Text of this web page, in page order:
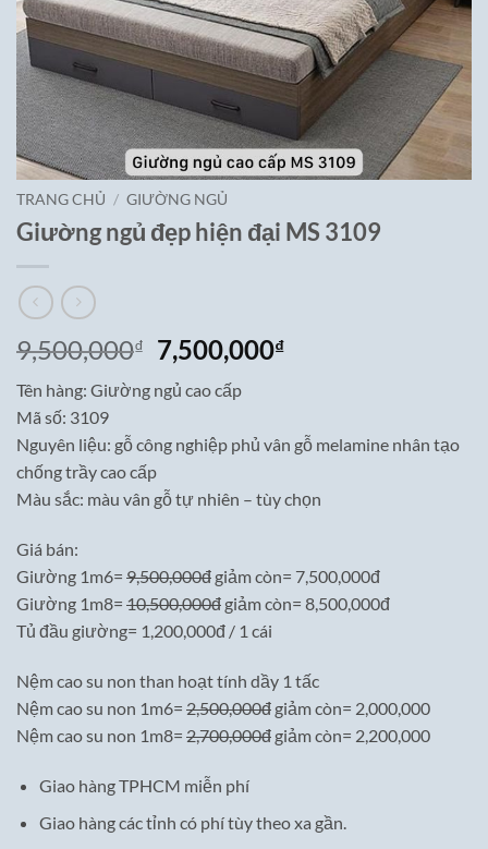
TRANG CHỦ / GIƯỜNG NGỦ
Giường ngủ đẹp hiện đại MS 3109
9,500,000₫
Giá
gốc
là:
7,500,000₫Giá
là:
7,500,000₫.
Tên hàng: Giường ngủ cao cấp
Mã số: 3109
Nguyên liệu: gỗ công nghiệp phủ vân gỗ melamine nhân tạo
chống trầy cao cấp
Màu sắc: màu vân gỗ tự nhiên – tùy chọn
Giá bán:
Giường 1m6= 9,500,000đ giảm còn= 7,500,000đ
Giường 1m8= 10,500,000đ giảm còn= 8,500,000đ
Tủ đầu giường= 1,200,000đ / 1 cái
Nệm cao su non than hoạt tính dầy 1 tấc
Nệm cao su non 1m6= 2,500,000đ giảm còn= 2,000,000
Nệm cao su non 1m8= 2,700,000đ giảm còn= 2,200,000
Giao hàng TPHCM miễn phí
Giao hàng các tỉnh có phí tùy theo xa gần.